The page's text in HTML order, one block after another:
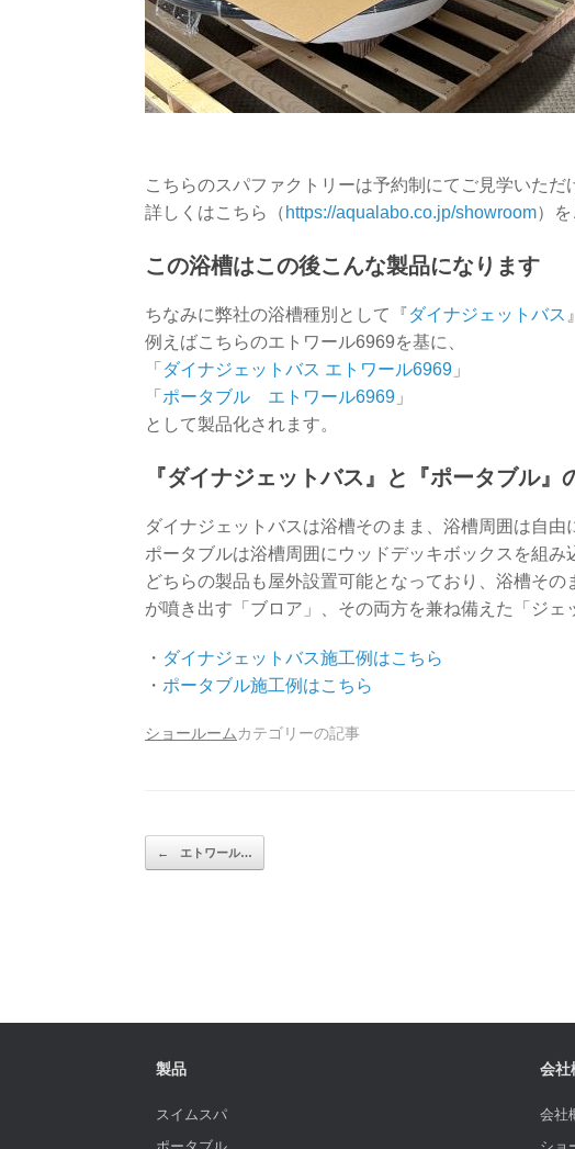
こちらのスパファクトリーは予約制にてご見学いただ
詳しくはこちら（ https://aqualabo.co.jp/showroom）を
この浴槽はこの後こんな製品になります
ちなみに弊社の浴槽種別として『ダイナジェットバス
例えばこちらのエトワール6969を基に、
「 ダイナジェットバス エトワール6969 」
「 ポータブル エトワール6969 」
として製品化されます。
『ダイナジェットバス』と『ポータブル』
ダイナジェットバスは浴槽そのまま、浴槽周囲は自由
ポータブルは浴槽周囲にウッドデッキボックスを組
どちらの製品も屋外設置可能となっており、浴槽そ
が噴き出す「ブロア」、その両方を兼ね備えた「ジェ
・ ダイナジェットバス施工例はこちら
・ ポータブル施工例はこちら
ショールーム カテゴリーの記事
投稿ナビゲーション
← エトワール…
製品
スイムスパ
会社
会社